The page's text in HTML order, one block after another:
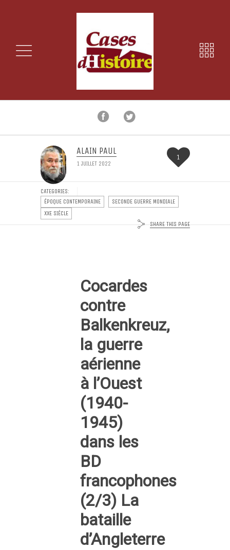
ALAIN PAUL
1 JUILLET 2022
1
CATEGORIES:
ÉPOQUE CONTEMPORAINE
SECONDE GUERRE MONDIALE
XXE SIÈCLE
SHARE THIS PAGE
Cocardes
contre
Balkenkreuz,
la guerre
aérienne
à l’Ouest
(1940-
1945)
dans les
BD
francophones
(2/3) La
bataille
d’Angleterre